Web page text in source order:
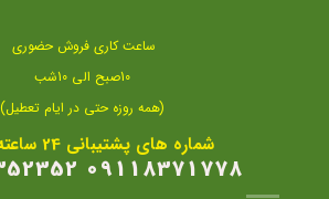
ساعت کاری فروش حضوری
10صبح الی 10شب
(همه روزه حتی در ایام تعطیل)
شماره های پشتیبانی 24 ساعته
09118371778 02645352352